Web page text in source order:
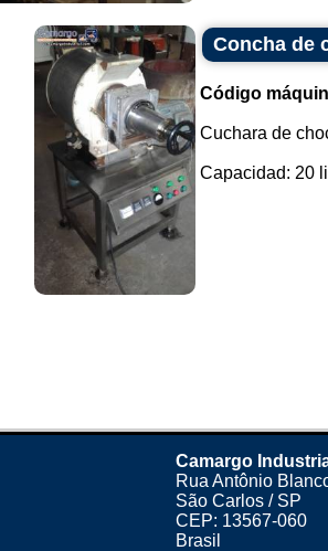
Concha de
Código
Cuchara de
Capacidad: 20
Camargo
Rua Antônio
São Carlos / SP
CEP: 13567-060
Brasil